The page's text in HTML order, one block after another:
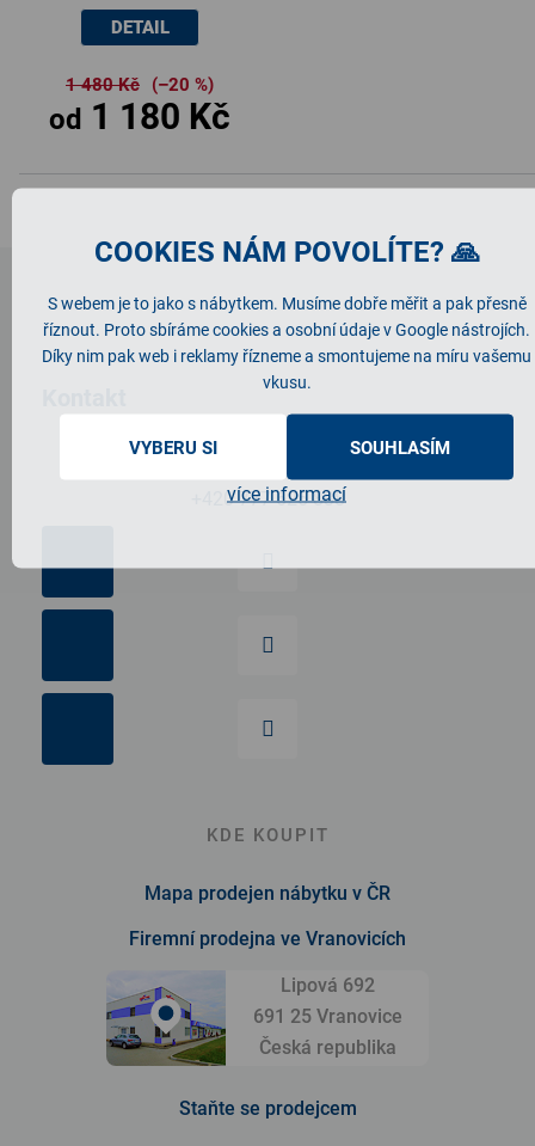
COOKIES NÁM POVOLÍTE? 🙏
S webem je to jako s nábytkem. Musíme dobře měřit a pak přesně
říznout. Proto sbíráme cookies a osobní údaje v Google nástrojích.
Díky nim pak web i reklamy řízneme a smontujeme na míru vašemu
vkusu.
VYBERU SI SOUHLASÍM
více informací
od 1 180 Kč
1 480 Kč (–20 %)
DETAIL
infolinka
nabytek-mikulik.cz
+420 777 626 838
KDE KOUPIT
Mapa prodejen nábytku v ČR
Firemní prodejna ve Vranovicích
Lipová 692
691 25 Vranovice
Česká republika
Staňte se prodejcem